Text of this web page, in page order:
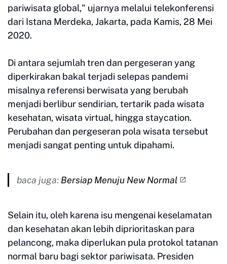
pariwisata global," ujarnya melalui telekonferensi
dari Istana Merdeka, Jakarta, pada Kamis, 28 Mei
2020.
Di antara sejumlah tren dan pergeseran yang
diperkirakan bakal terjadi selepas pandemi
misalnya referensi berwisata yang berubah
menjadi berlibur sendirian, tertarik pada wisata
kesehatan, wisata virtual, hingga staycation.
Perubahan dan pergeseran pola wisata tersebut
menjadi sangat penting untuk dipahami.
baca juga: Bersiap Menuju New Normal
Selain itu, oleh karena isu mengenai keselamatan
dan kesehatan akan lebih diprioritaskan para
pelancong, maka diperlukan pula protokol tatanan
normal baru bagi sektor pariwisata. Presiden